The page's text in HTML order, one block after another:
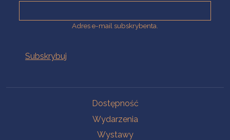
Adres e-mail subskrybenta.
Dostępność
Wydarzenia
Wystawy